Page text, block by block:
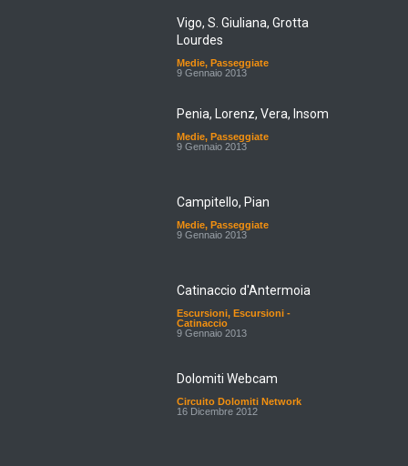
Vigo, S. Giuliana, Grotta
Lourdes
Medie, Passeggiate
9 Gennaio 2013
Penia, Lorenz, Vera, Insom
Medie, Passeggiate
9 Gennaio 2013
Campitello, Pian
Medie, Passeggiate
9 Gennaio 2013
Catinaccio d'Antermoia
Escursioni, Escursioni -
Catinaccio
9 Gennaio 2013
Dolomiti Webcam
Circuito Dolomiti Network
16 Dicembre 2012